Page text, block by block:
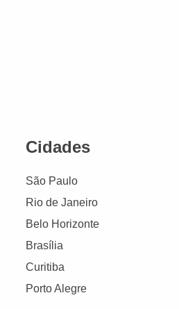
Cidades
São Paulo
Rio de Janeiro
Belo Horizonte
Brasília
Curitiba
Porto Alegre